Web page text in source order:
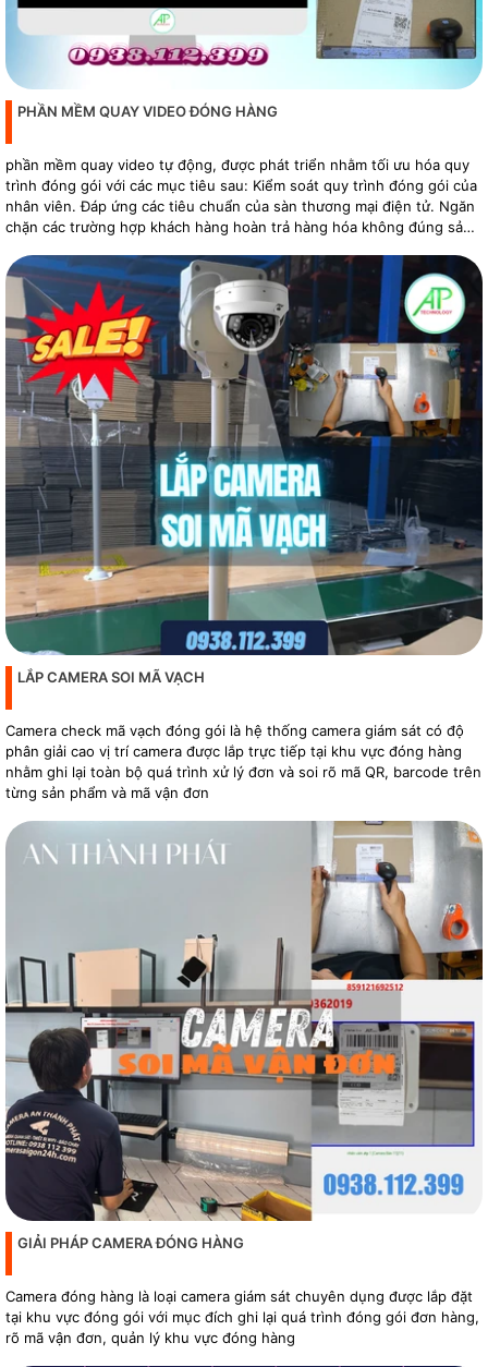
PHẦN MỀM QUAY VIDEO ĐÓNG HÀNG
phần mềm quay video tự động, được phát triển nhằm tối ưu hóa quy
trình đóng gói với các mục tiêu sau: Kiểm soát quy trình đóng gói của
nhân viên. Đáp ứng các tiêu chuẩn của sàn thương mại điện tử. Ngăn
chặn các trường hợp khách hàng hoàn trả hàng hóa không đúng sản
LẮP CAMERA SOI MÃ VẠCH
Camera check mã vạch đóng gói là hệ thống camera giám sát có độ
phân giải cao vị trí camera được lắp trực tiếp tại khu vực đóng hàng
nhằm ghi lại toàn bộ quá trình xử lý đơn và soi rõ mã QR, barcode trên
từng sản phẩm và mã vận đơn
GIẢI PHÁP CAMERA ĐÓNG HÀNG
Camera đóng hàng là loại camera giám sát chuyên dụng được lắp đặt
tại khu vực đóng gói với mục đích ghi lại quá trình đóng gói đơn hàng,
rõ mã vận đơn, quản lý khu vực đóng hàng